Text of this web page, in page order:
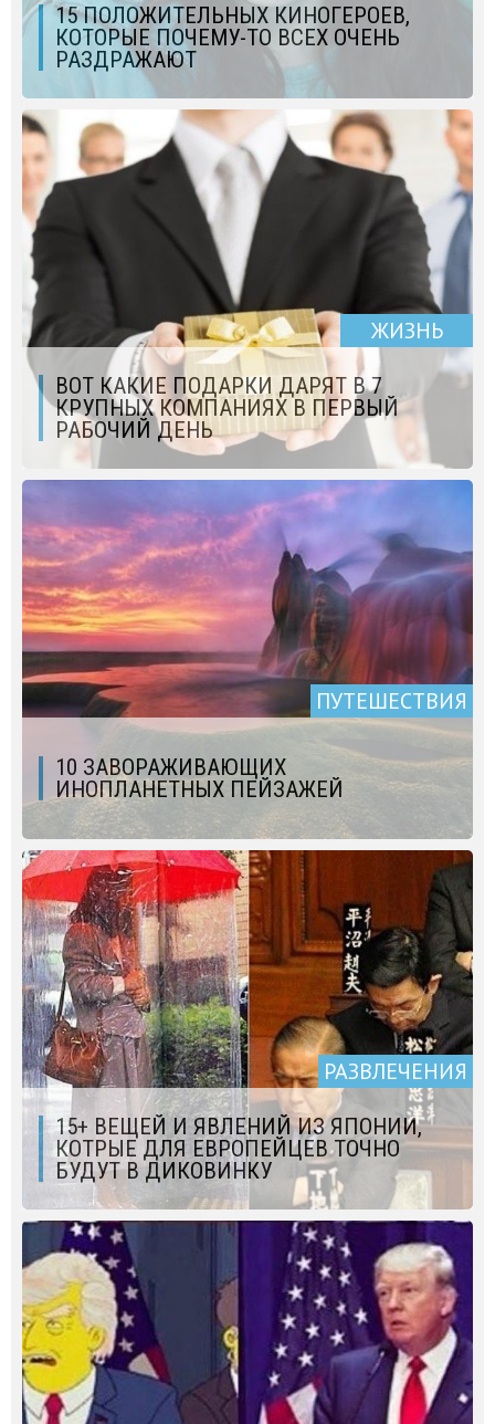
15 ПОЛОЖИТЕЛЬНЫХ КИНОГЕРОЕВ,
КОТОРЫЕ ПОЧЕМУ-ТО ВСЕХ ОЧЕНЬ
РАЗДРАЖАЮТ
ЖИЗНЬ
ВОТ КАКИЕ ПОДАРКИ ДАРЯТ В 7
КРУПНЫХ КОМПАНИЯХ В ПЕРВЫЙ
РАБОЧИЙ ДЕНЬ
ПУТЕШЕСТВИЯ
10 ЗАВОРАЖИВАЮЩИХ
ИНОПЛАНЕТНЫХ ПЕЙЗАЖЕЙ
РАЗВЛЕЧЕНИЯ
15+ ВЕЩЕЙ И ЯВЛЕНИЙ ИЗ ЯПОНИИ,
КОТРЫЕ ДЛЯ ЕВРОПЕЙЦЕВ ТОЧНО
БУДУТ В ДИКОВИНКУ